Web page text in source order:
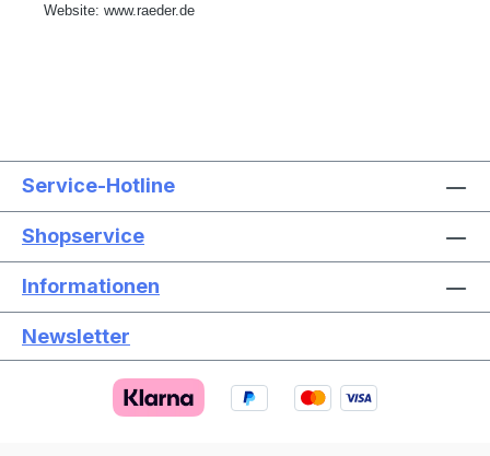
Website: www.raeder.de
Service-Hotline
Shopservice
Informationen
Newsletter
Text vergrößern
Farben invertieren Monochrom